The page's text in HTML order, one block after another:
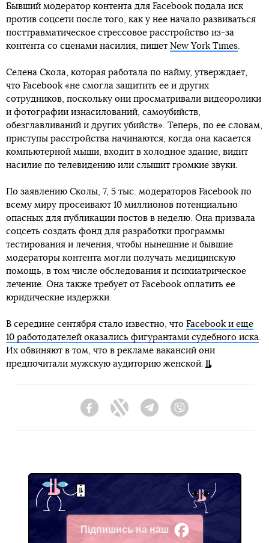
Бывший модератор контента для Facebook подала иск
против соцсети после того, как у нее начало развиваться
посттравматическое стрессовое расстройство из-за
контента со сценами насилия, пишет New York Times
Селена Скола, которая работала по найму, утверждает,
что Facebook «не смогла защитить ее и других
сотрудников, поскольку они просматривали видеоролики
и фотографии изнасилований, самоубийств,
обезглавливаний и других убийств». Теперь, по ее словам,
приступы расстройства начинаются, когда она касается
компьютерной мыши, входит в холодное здание, видит
насилие по телевидению или слышит громкие звуки.
По заявлению Сколы, 7, 5 тыс. модераторов Facebook по
всему миру просеивают 10 миллионов потенциально
опасных для публикации постов в неделю. Она призвала
соцсеть создать фонд для разработки программы
тестирования и лечения, чтобы нынешние и бывшие
модераторы контента могли получать медицинскую
помощь, в том числе обследования и психиатрическое
лечение. Она также требует от Facebook оплатить ее
юридические издержки.
В середине сентября стало известно, что Facebook и еще
10 работодателей оказались фигурантами судебного иска
Их обвиняют в том, что в рекламе вакансий они
предпочитали мужскую аудиторию женской.
FacebookTwitter Telegram
Підпишись на наш
Facebook